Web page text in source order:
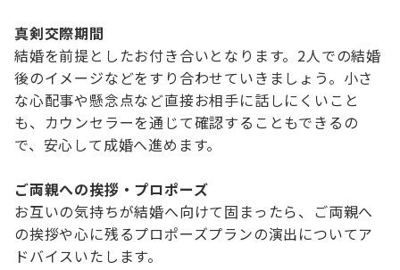
真剣交際期間
結婚を前提としたお付き合いとなります。2人での結婚
後のイメージなどをすり合わせていきましょう。小さ
な心配事や懸念点など直接お相手に話しにくいこと
も、カウンセラーを通じて確認することもできるの
で、安心して成婚へ進めます。
ご両親への挨拶・プロポーズ
お互いの気持ちが結婚へ向けて固まったら、ご両親へ
の挨拶や心に残るプロポーズプランの演出についてア
ドバイスいたします。